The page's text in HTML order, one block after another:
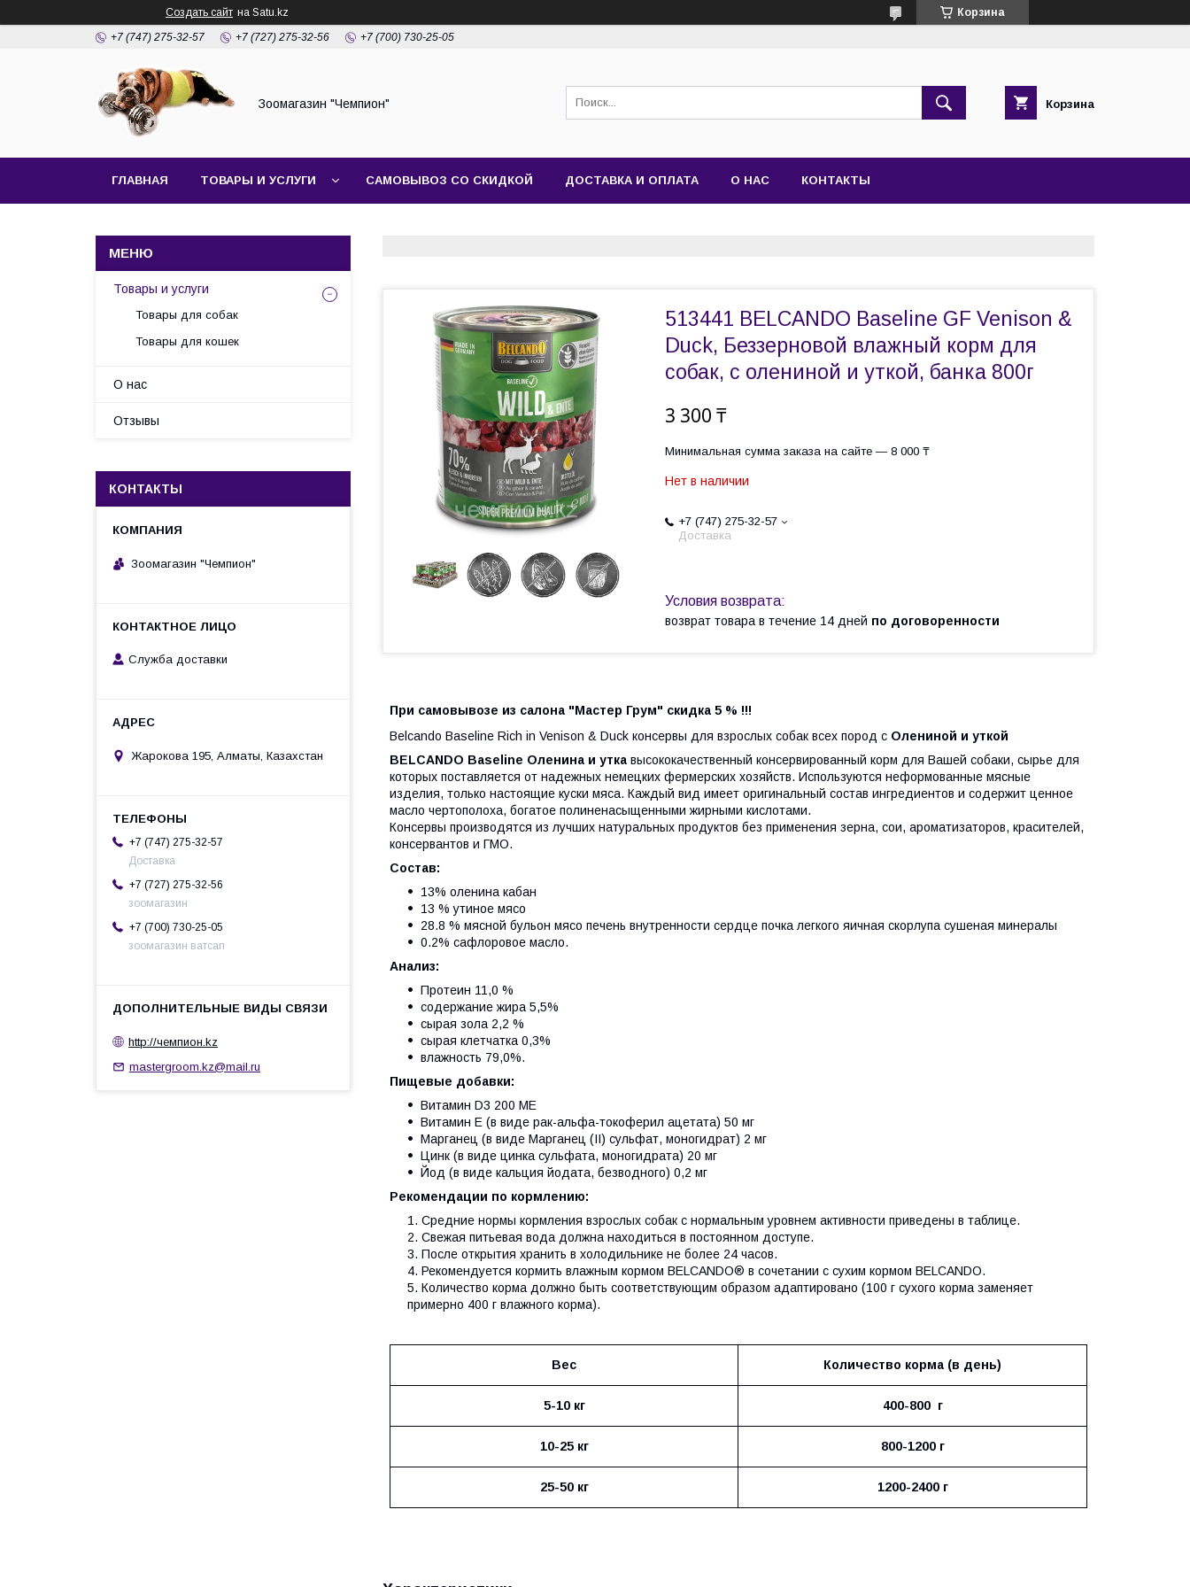
Создать сайт на Satu.kz Корзина
+7 (747) 275-32-57 +7 (727) 275-32-56 +7 (700) 730-25-05
Зоомагазин "Чемпион" Корзина
ГЛАВНАЯ ТОВАРЫ И УСЛУГИ САМОВЫВОЗ СО СКИДКОЙ ДОСТАВКА И ОПЛАТА О НАС КОНТАКТЫ
513441 BELCANDO Baseline GF Venison &
Duck, Беззерновой влажный корм для
собак, с олениной и уткой, банка 800г
3 300 ₸
Минимальная сумма заказа на сайте — 8 000 ₸
Нет в наличии
+7 (747) 275-32-57
Доставка
возврат товара в течение 14 дней по договоренности
При самовывозе из салона "Мастер Грум" скидка 5 % !!!
Belcando Baseline Rich in Venison & Duck консервы для взрослых собак всех пород с Олениной и уткой
BELCANDO Baseline Оленина и утка высококачественный консервированный корм для Вашей собаки, сырье для
которых поставляется от надежных немецких фермерских хозяйств. Используются неформованные мясные
изделия, только настоящие куски мяса. Каждый вид имеет оригинальный состав ингредиентов и содержит ценное
масло чертополоха, богатое полиненасыщенными жирными кислотами.
Консервы производятся из лучших натуральных продуктов без применения зерна, сои, ароматизаторов, красителей,
консервантов и ГМО.
Состав:
13% оленина кабан
13 % утиное мясо
28.8 % мясной бульон мясо печень внутренности сердце почка легкого яичная скорлупа сушеная минералы
0.2% сафлоровое масло.
Анализ:
Протеин 11,0 %
содержание жира 5,5%
сырая зола 2,2 %
сырая клетчатка 0,3%
влажность 79,0%.
Пищевые добавки:
Витамин D3 200 МЕ
Витамин Е (в виде рак-альфа-токоферил ацетата) 50 мг
Марганец (в виде Марганец (II) сульфат, моногидрат) 2 мг
Цинк (в виде цинка сульфата, моногидрата) 20 мг
Йод (в виде кальция йодата, безводного) 0,2 мг
Рекомендации по кормлению:
Средние нормы кормления взрослых собак с нормальным уровнем активности приведены в таблице.
Свежая питьевая вода должна находиться в постоянном доступе.
После открытия хранить в холодильнике не более 24 часов.
Рекомендуется кормить влажным кормом BELCANDO® в сочетании с сухим кормом BELCANDO.
Количество корма должно быть соответствующим образом адаптировано (100 г сухого корма заменяет
примерно 400 г влажного корма).
Вес Количество корма (в день)
5-10 кг 400-800 г
10-25 кг 800-1200 г
25-50 кг 1200-2400 г
Товары и услуги
Товары для собак
Товары для кошек
О нас
Отзывы
КОНТАКТЫ
Зоомагазин "Чемпион"
Служба доставки
Жарокова 195, Алматы, Казахстан
+7 (747) 275-32-57
Доставка
+7 (727) 275-32-56
зоомагазин
+7 (700) 730-25-05
зоомагазин ватсап
http://чемпион.kz
mastergroom.kz@mail.ru